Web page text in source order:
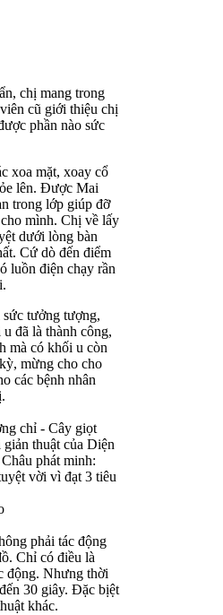
chị mang trong
cũ giới thiệu chị
phần nào sức
xoa mặt, xoay cổ
lên. Được Mai
trong lớp giúp đỡ
mình. Chị về lấy
dưới lòng bàn
Cứ dò đến điểm
luồn điện chạy rần
tưởng tượng,
đã là thành công,
mà có khối u còn
mừng cho cho
các bệnh nhân
chỉ - Cây giọt
thuật của Diện
phát minh:
vời vì đạt 3 tiêu
phải tác động
Chỉ có điều là
động. Nhưng thời
30 giây. Đặc bịệt
khác.